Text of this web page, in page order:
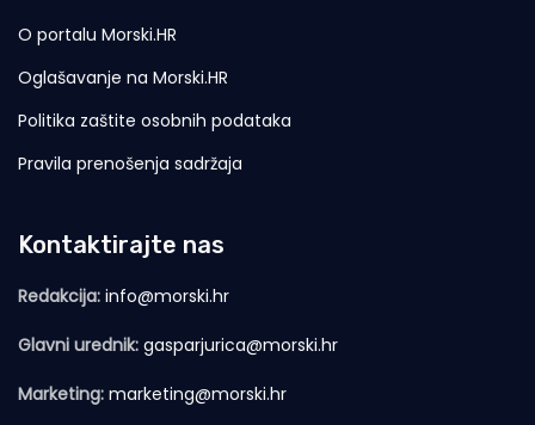
O portalu Morski.HR
Oglašavanje na Morski.HR
Politika zaštite osobnih podataka
Pravila prenošenja sadržaja
Kontaktirajte nas
Redakcija: info@morski.hr
Glavni urednik: gasparjurica@morski.hr
Marketing: marketing@morski.hr